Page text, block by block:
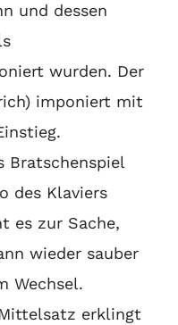
und dessen
wurden. Der
imponiert mit
Bratschenspiel
des Klaviers
es zur Sache,
wieder sauber
Wechsel.
erklingt